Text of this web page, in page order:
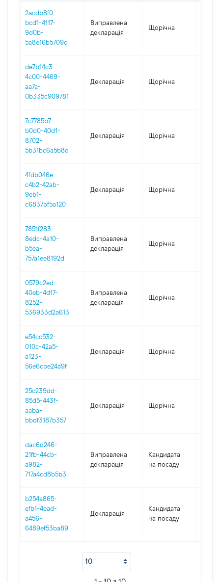
2acdb8f0-
bcd1-4117-
9d0b-
5a8e16b5709d
Виправлена
декларація
Щорічна
de7b14c3-
4c00-4469-
aa7a-
0b335c909781
Декларація Щорічна
7c7785b7-
b0d0-40d1-
8702-
5b31bc6a5b8d
Декларація Щорічна
4fdb046e-
c4b2-42ab-
9eb1-
c6837bf5a120
Декларація Щорічна
7851f283-
8edc-4a10-
b5ea-
757a1ee8192d
Виправлена
декларація
Щорічна
0579c2ed-
40eb-4d17-
8252-
536933d2a613
Виправлена
декларація
Щорічна
e54cc532-
010c-42a5-
a123-
56e6cbe24a9f
Декларація Щорічна
25c239dd-
85d5-443f-
aaba-
bbdf3187b357
Декларація Щорічна
dac6d246-
21fb-44cb-
a982-
717a4cd8b5b3
Виправлена
декларація
Кандидата
на посаду
b254a865-
efb1-4ead-
a456-
6489ef53ba89
Декларація
Кандидата
на посаду